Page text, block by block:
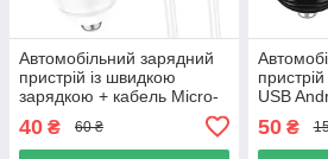
Автомобільний зарядний
пристрій із швидкою
зарядкою + кабель Micro-
|USB, QC3.0 18W| Білий
40 ₴ 60 ₴
USB
50₴